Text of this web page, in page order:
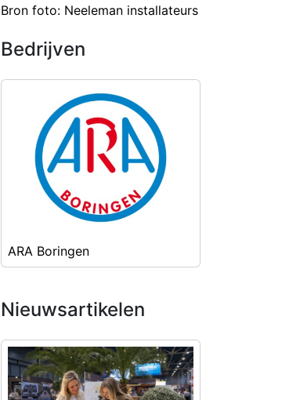
Bron foto: Neeleman installateurs
Bedrijven
ARA Boringen
Nieuwsartikelen